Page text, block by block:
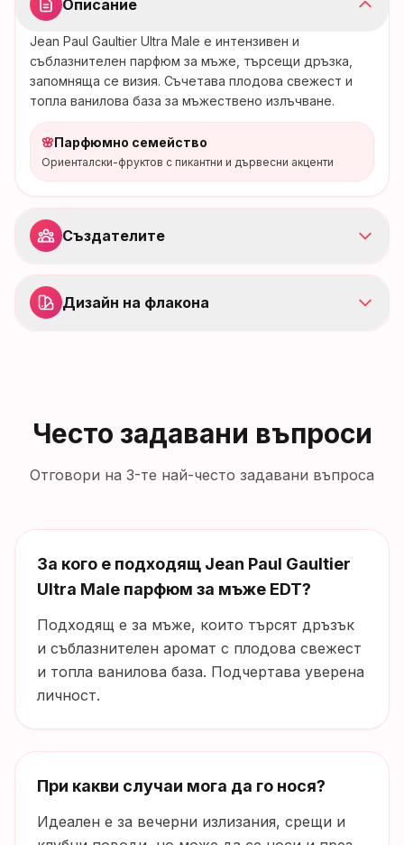
Описание
Jean Paul Gaultier Ultra Male е интензивен и
съблазнителен парфюм за мъже, търсещи дръзка,
запомняща се визия. Съчетава плодова свежест и
топла ванилова база за мъжествено излъчване.
🌸Парфюмно семейство
Ориенталски-фруктов с пикантни и дървесни акценти
Създателите
Дизайн на флакона
Често задавани въпроси
Отговори на 3-те най-често задавани въпроса
За кого е подходящ Jean Paul Gaultier
Ultra Male парфюм за мъже EDT?
Подходящ е за мъже, които търсят дръзък
и съблазнителен аромат с плодова свежест
и топла ванилова база. Подчертава уверена
личност.
При какви случаи мога да го нося?
Идеален е за вечерни излизания, срещи и